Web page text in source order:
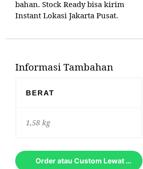
bahan. Stock Ready bisa kirim
Instant Lokasi Jakarta Pusat.
Informasi Tambahan
BERAT
1,58 kg
Order atau Custom Lewat Whatsapp